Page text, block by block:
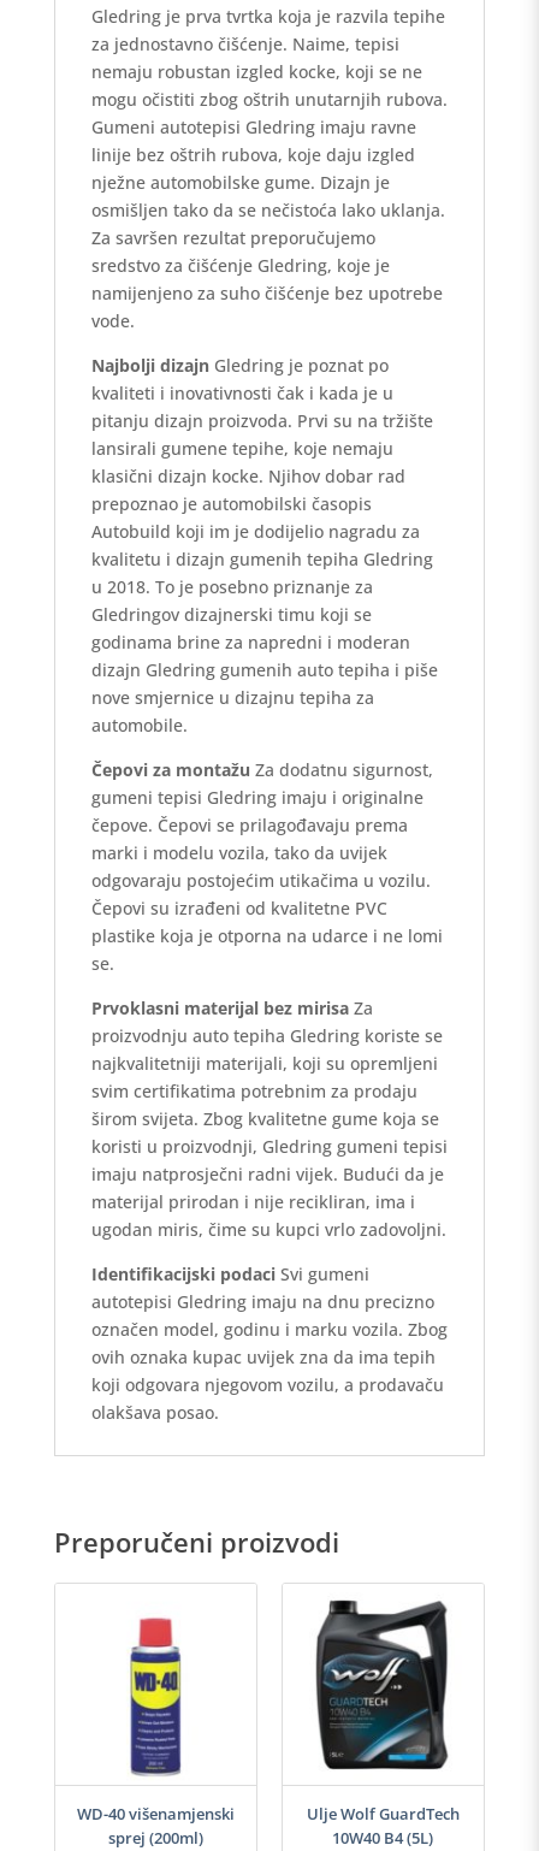
Gledring je prva tvrtka koja je razvila tepihe
za jednostavno čišćenje. Naime, tepisi
nemaju robustan izgled kocke, koji se ne
mogu očistiti zbog oštrih unutarnjih rubova.
Gumeni autotepisi Gledring imaju ravne
linije bez oštrih rubova, koje daju izgled
nježne automobilske gume. Dizajn je
osmišljen tako da se nečistoća lako uklanja.
Za savršen rezultat preporučujemo
sredstvo za čišćenje Gledring, koje je
namijenjeno za suho čišćenje bez upotrebe
vode.
Najbolji dizajn Gledring je poznat po
kvaliteti i inovativnosti čak i kada je u
pitanju dizajn proizvoda. Prvi su na tržište
lansirali gumene tepihe, koje nemaju
klasični dizajn kocke. Njihov dobar rad
prepoznao je automobilski časopis
Autobuild koji im je dodijelio nagradu za
kvalitetu i dizajn gumenih tepiha Gledring
u 2018. To je posebno priznanje za
Gledringov dizajnerski timu koji se
godinama brine za napredni i moderan
dizajn Gledring gumenih auto tepiha i piše
nove smjernice u dizajnu tepiha za
automobile.
Čepovi za montažu Za dodatnu sigurnost,
gumeni tepisi Gledring imaju i originalne
čepove. Čepovi se prilagođavaju prema
marki i modelu vozila, tako da uvijek
odgovaraju postojećim utikačima u vozilu.
Čepovi su izrađeni od kvalitetne PVC
plastike koja je otporna na udarce i ne lomi
se.
Prvoklasni materijal bez mirisa Za
proizvodnju auto tepiha Gledring koriste se
najkvalitetniji materijali, koji su opremljeni
svim certifikatima potrebnim za prodaju
širom svijeta. Zbog kvalitetne gume koja se
koristi u proizvodnji, Gledring gumeni tepisi
imaju natprosječni radni vijek. Budući da je
materijal prirodan i nije recikliran, ima i
ugodan miris, čime su kupci vrlo zadovoljni.
Identifikacijski podaci Svi gumeni
autotepisi Gledring imaju na dnu precizno
označen model, godinu i marku vozila. Zbog
ovih oznaka kupac uvijek zna da ima tepih
koji odgovara njegovom vozilu, a prodavaču
olakšava posao.
Preporučeni proizvodi
WD-40 višenamjenski
sprej (200ml)
Ulje Wolf GuardTech
10W40 B4 (5L)